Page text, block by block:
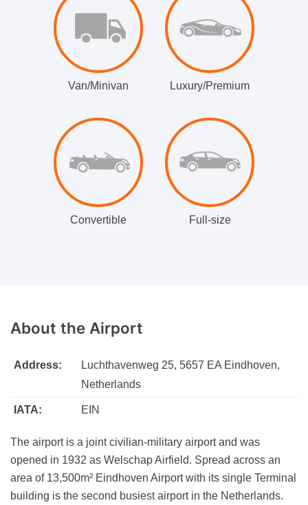
Van/Minivan Luxury/Premium
Convertible Full-size
About the Airport
Address:
Luchthavenweg 25, 5657 EA Eindhoven,
Netherlands
IATA: EIN
The airport is a joint civilian-military airport and was
opened in 1932 as Welschap Airfield. Spread across an
area of 13,500m² Eindhoven Airport with its single Terminal
building is the second busiest airport in the Netherlands.